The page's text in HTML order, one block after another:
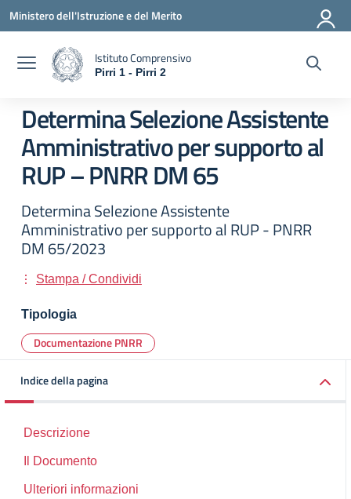
Ministero dell'Istruzione e del Merito
Istituto Comprensivo
Pirri 1 - Pirri 2
Determina Selezione Assistente
Amministrativo per supporto al
RUP – PNRR DM 65
Determina Selezione Assistente
Amministrativo per supporto al RUP - PNRR
DM 65/2023
Stampa / Condividi
Tipologia
Documentazione PNRR
Indice della pagina
Descrizione
Il Documento
Ulteriori informazioni